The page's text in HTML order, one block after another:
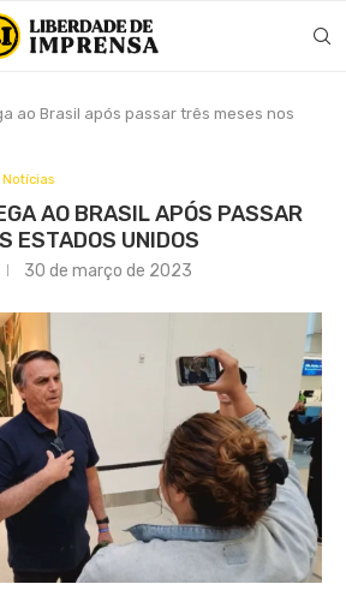
ao Brasil após passar três meses nos
Notícias
AO BRASIL APÓS PASSAR
ESTADOS UNIDOS
30 de março de 2023